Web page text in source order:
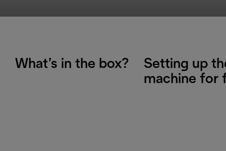
What’s in the box?
Setting up
machine for